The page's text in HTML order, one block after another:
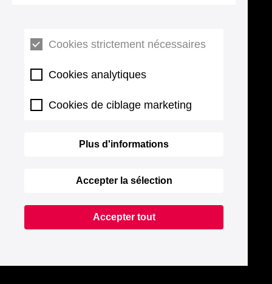
Cookies strictement nécessaires
Cookies analytiques
Cookies de ciblage marketing
Plus d'informations
Accepter la sélection
Accepter tout